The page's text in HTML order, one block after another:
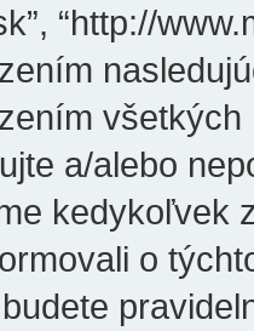
“http://
a/alebo
kedykoľvek
o